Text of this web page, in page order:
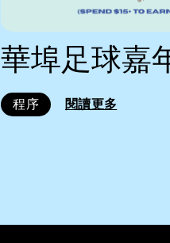
華埠足球嘉
程序 閱讀更多